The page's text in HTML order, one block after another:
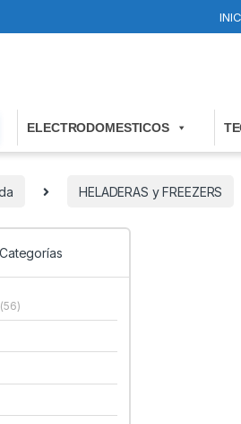
ELECTRODOMESTICOS
HELADERAS y FREEZERS
(56)